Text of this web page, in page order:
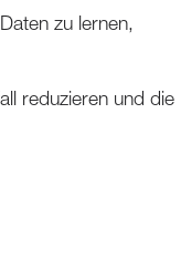
zu lernen,
reduzieren und die